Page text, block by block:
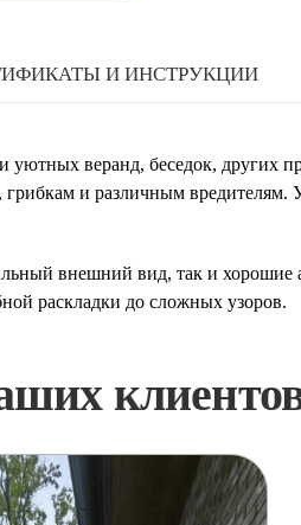
И ИНСТРУКЦИИ
веранд, беседок, других
и различным вредителям.
внешний вид, так и
раскладки до сложных узоров.